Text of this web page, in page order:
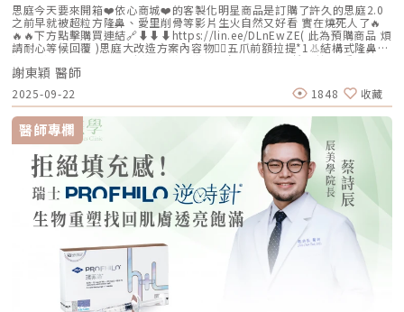
思庭今天要來開箱❤️依心商城❤️的客製化明星商品是訂購了許久的思庭2.0
之前早就被超粒方隆鼻、愛里削骨等影片生火自然又好看 實在燒死人了🔥
🔥🔥下方點擊購買連結🔗⬇️⬇️⬇️https://lin.ee/DLnEwZE( 此為預購商品 煩
請耐心等候回覆 )思庭大改造方案內容物💁‍♀️五爪前額拉提*1👃結構式隆鼻*1
(加購縮鼻翼、敲鼻骨、貴族手術)👄微笑嘴角*1 (加購嘴邊肉拉提)重點摘
要：00:00 搶先看⚡⚡01:43 開箱手術方案內容物02:02 上臉眉眼分析 : 五
爪前額拉提02:36 中臉隆鼻分析 : 結構式隆鼻合併貴族手術03:58 下臉唇巴
分析 : 微笑嘴角+嘴扁肉拉提04:43 華麗買家秀05:25 五星好評分享
⭐⭐⭐⭐⭐▸▸歡迎合作洽談：followheart.marketing@gmail.com◂◂依心唯
美整形外科診所地址｜台北市信義區基隆路二段15號2樓電話｜（02）
2345-6777官方網站｜https://www.followheart.com.tw/官方諮詢｜
https://follow-heart.com/line臉書粉專｜https://follow-
heart.com/case_fbIG追起來｜https://follow-
heart.com/case_igWeChat ID｜Dr_followheart
謝東穎 醫師
2025-09-22 1848 收藏
醫師專欄